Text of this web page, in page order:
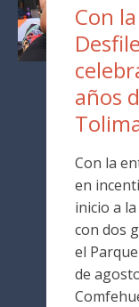
Con
años
Con la
en
inicio a
con dos
el
de